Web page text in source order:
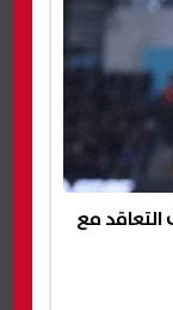
مع